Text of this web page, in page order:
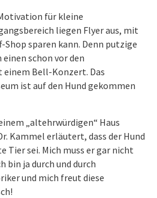
für kleine
liegen Flyer aus, mit
Shop sparen kann. Denn putzige
schon vor den
Bell-Konzert. Das
ist auf den Hund gekommen
„altehrwürdigen“ Haus
Kammel erläutert, dass der Hund
Tier sei. Mich muss er gar nicht
bin ja durch und durch
und mich freut diese